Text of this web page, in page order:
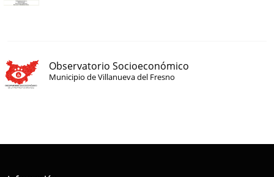
Observatorio Socioeconómico
Municipio de Villanueva del Fresno